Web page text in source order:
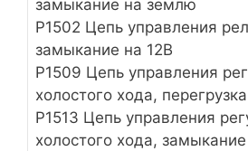
замыкание на землю
Р1502 Цепь управления
замыкание на 12В
Р1509 Цепь управления
холостого хода, перегрузка
Р1513 Цепь управления
холостого хода,